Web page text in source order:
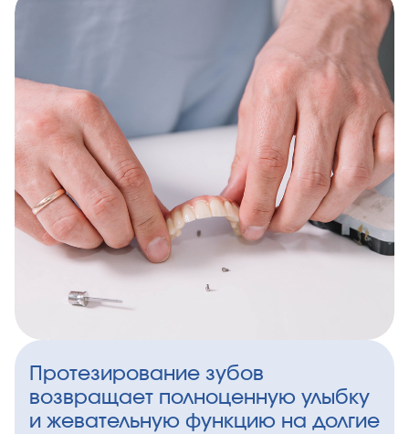
Протезирование зубов
возвращает полноценную улыбку
и жевательную функцию на долгие